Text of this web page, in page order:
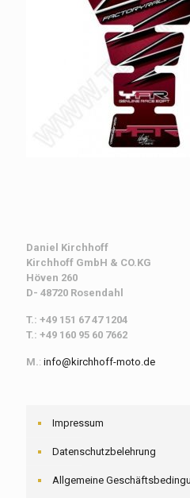
Daniel Kirchhoff
Kirchhoff GmbH & CO.KG
Höven 260
D- 48720 Rosendahl
T.: +49 151 67 47 1204
T.: +49 160 95 60 7662
M.: info@kirchhoff-moto.de
Impressum
Datenschutzbelehrung
Allgemeine